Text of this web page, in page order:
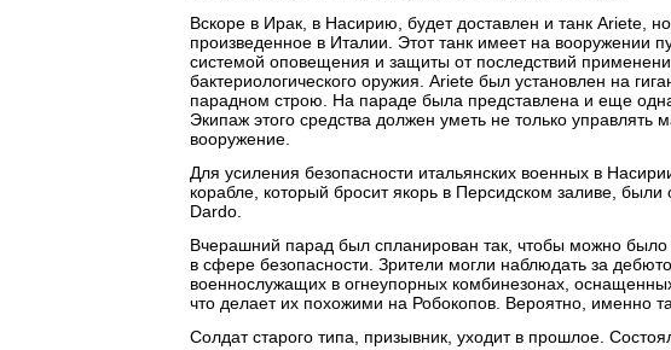
Вскоре в Ирак, в Насирию, будет доставлен и танк Ariete,
произведенное в Италии. Этот танк имеет на вооружении
системой оповещения и защиты от последствий
бактериологического оружия. Ariete был установлен на
парадном строю. На параде была представлена и еще
Экипаж этого средства должен уметь не только
вооружение.
Для усиления безопасности итальянских военных в
корабле, который бросит якорь в Персидском заливе,
Dardo.
Вчерашний парад был спланирован так, чтобы можно было
в сфере безопасности. Зрители могли наблюдать за
военнослужащих в огнеупорных комбинезонах,
что делает их похожими на Робокопов. Вероятно, именно
Солдат старого типа, призывник, уходит в прошлое.